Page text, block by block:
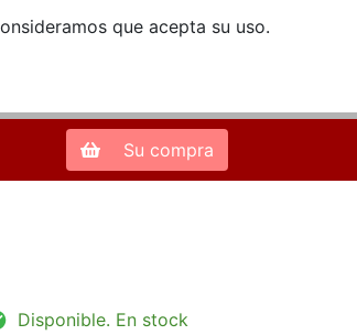
que acepta su uso.
Zona de Clientes
Su compra
Disponible. En stock